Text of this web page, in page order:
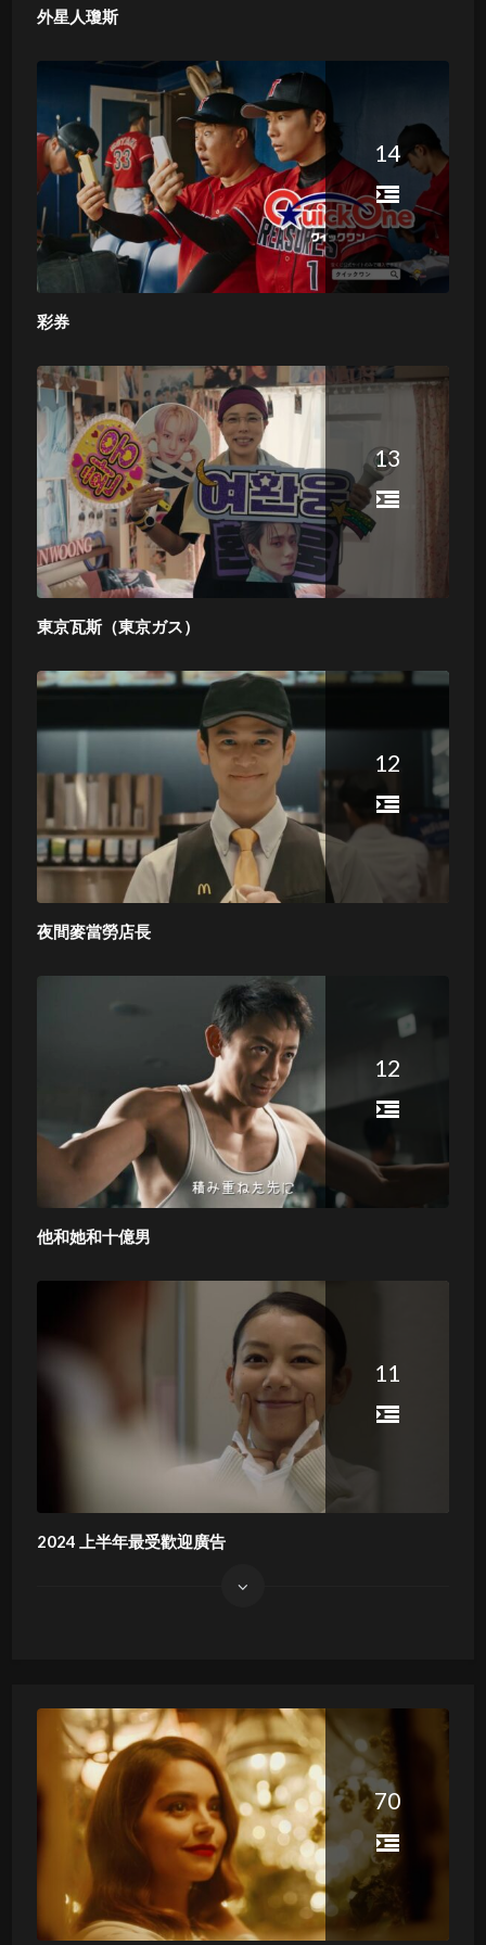
外星人瓊斯
14
彩券
13
東京瓦斯（東京ガス）
12
夜間麥當勞店長
12
他和她和十億男
11
2024 上半年最受歡迎廣告
70